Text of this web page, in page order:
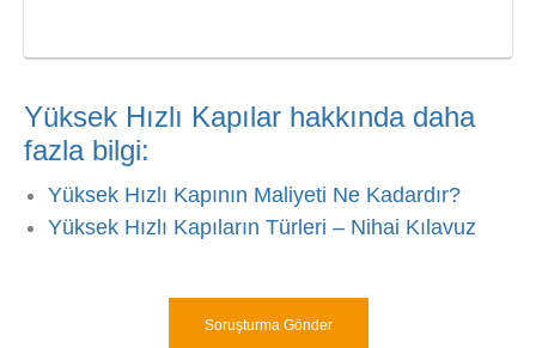
Yüksek Hızlı Kapılar hakkında daha
fazla bilgi:
Yüksek Hızlı Kapının Maliyeti Ne Kadardır?
Yüksek Hızlı Kapıların Türleri – Nihai Kılavuz
Soruşturma Gönder